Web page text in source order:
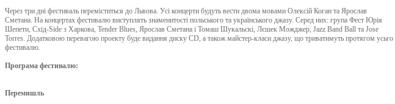
Через три дні фестиваль переміститься до Львова. Усі концерти будуть вести двома мовами Олексій Коган та Ярослав
Сметана. На концертах фестивалю виступлять знаменитості польського та українського джазу. Серед них: група Фест Юрія
Шепети, Схід-Side з Харкова, Tender Blues, Ярослав Сметана і Томаш Шукальскі, Лєшек Можджер, Jazz Band Ball та Jose
Torres. Додатковою перевагою проекту буде видання диску CD, а також майстер-класи джазу, що триватимуть протягом усьго
фестивалю.
Програма фестивалю:
Перемишль